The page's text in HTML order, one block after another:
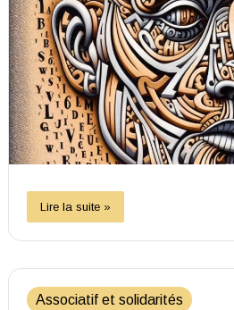
Lire la suite »
Associatif et solidarités